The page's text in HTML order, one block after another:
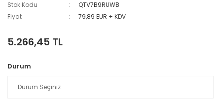
Stok Kodu
QTV7B9RUWB
Fiyat
79,89 EUR + KDV
5.266,45 TL
Durum